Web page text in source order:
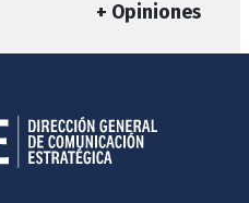
+ Opiniones